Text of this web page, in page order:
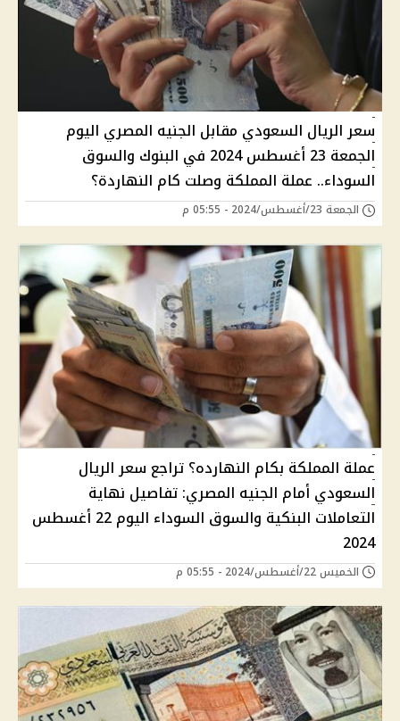
سعر الريال السعودي مقابل الجنيه المصري اليوم
الجمعة 23 أغسطس 2024 في البنوك والسوق
السوداء.. عملة المملكة وصلت كام النهاردة؟
الجمعة 23/أغسطس/2024 - 05:55 م
عملة المملكة بكام النهارده؟ تراجع سعر الريال
السعودي أمام الجنيه المصري: تفاصيل نهاية
التعاملات البنكية والسوق السوداء اليوم 22 أغسطس
2024
الخميس 22/أغسطس/2024 - 05:55 م